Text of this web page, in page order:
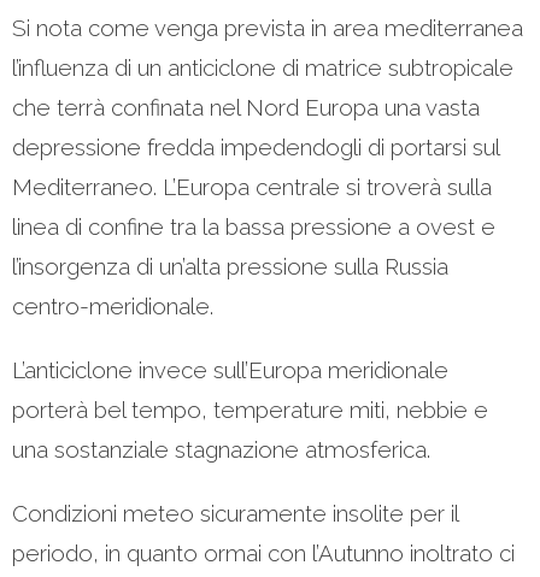
Si nota come venga prevista in area mediterranea
l’influenza di un anticiclone di matrice subtropicale
che terrà confinata nel Nord Europa una vasta
depressione fredda impedendogli di portarsi sul
Mediterraneo. L’Europa centrale si troverà sulla
linea di confine tra la bassa pressione a ovest e
l’insorgenza di un’alta pressione sulla Russia
centro-meridionale.
L’anticiclone invece sull’Europa meridionale
porterà bel tempo, temperature miti, nebbie e
una sostanziale stagnazione atmosferica.
Condizioni meteo sicuramente insolite per il
periodo, in quanto ormai con l’Autunno inoltrato ci